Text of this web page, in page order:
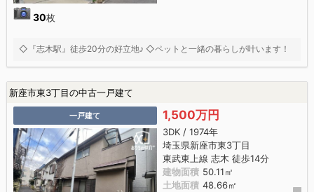
30枚
◇『志木駅』徒歩20分の好立地♪ ◇ペットと一緒の暮らしが叶います！
新座市東3丁目の中古一戸建て
一戸建て 1,500万円
3DK / 1974年
埼玉県新座市東3丁目
東武東上線 志木 徒歩14分
建物面積 50.11㎡
土地面積 48.66㎡